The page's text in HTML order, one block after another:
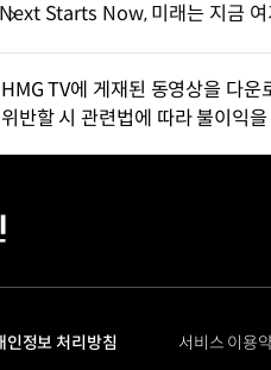
Next Starts Now, 미래는 지금 여
HMG TV에 게재된 동영상을 다
위반할 시 관련법에 따라 불이익
인정보 처리방침 서비스 이용